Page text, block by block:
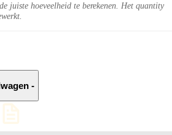
juiste hoeveelheid te berekenen. Het quantity
-